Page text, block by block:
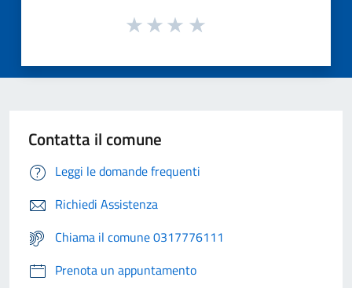
Contatta il comune
Leggi le domande frequenti
Richiedi Assistenza
Chiama il comune 0317776111
Prenota un appuntamento